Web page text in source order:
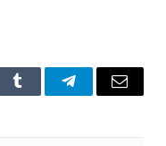
Tumblr TelegramEmail